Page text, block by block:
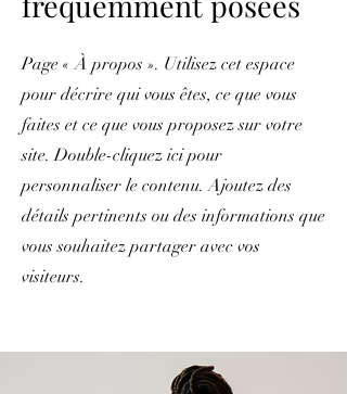
Page « À propos ». Utilisez cet espace
pour décrire qui vous êtes, ce que vous
faites et ce que vous proposez sur votre
site. Double-cliquez ici pour
personnaliser le contenu. Ajoutez des
détails pertinents ou des informations que
vous souhaitez partager avec vos
visiteurs.